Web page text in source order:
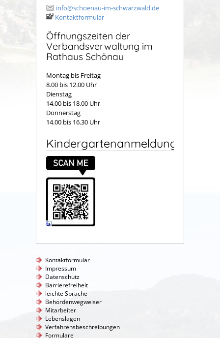
info@schoenau-im-schwarzwald.de
Kontaktformular
Öffnungszeiten der
Verbandsverwaltung im
Rathaus Schönau
Montag bis Freitag
8.00 bis 12.00 Uhr
Dienstag
14.00 bis 18.00 Uhr
Donnerstag
14.00 bis 16.30 Uhr
Kindergartenanmeldung
Kontaktformular
Impressum
Datenschutz
Barrierefreiheit
leichte Sprache
Behördenwegweiser
Mitarbeiter
Lebenslagen
Verfahrensbeschreibungen
Formulare